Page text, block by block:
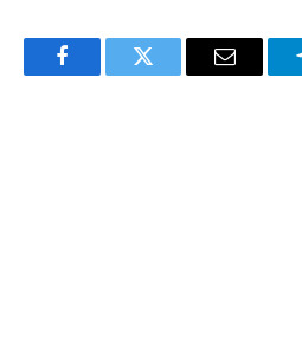
FacebookTwitter Email